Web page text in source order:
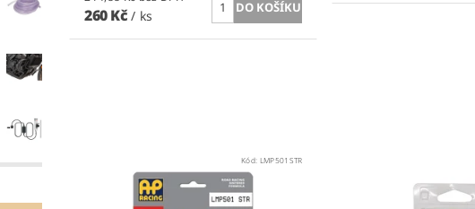
260 Kč/ ks
Kód: LMP501STR